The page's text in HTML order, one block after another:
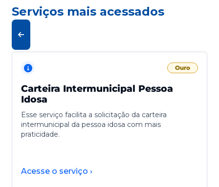
Serviços mais acessados
Ouro
Carteira Intermunicipal Pessoa
Idosa
Esse serviço facilita a solicitação da carteira
intermunicipal da pessoa idosa com mais
praticidade.
Acesse o serviço ›